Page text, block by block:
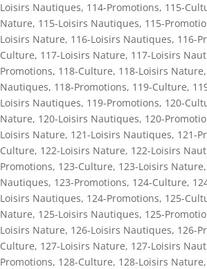
Loisirs Nautiques, 114-Promotions, 115-
Nature, 115-Loisirs Nautiques, 115-
Loisirs Nature, 116-Loisirs Nautiques, 116-
Culture, 117-Loisirs Nature, 117-Loisirs
Promotions, 118-Culture, 118-Loisirs Nature,
Nautiques, 118-Promotions, 119-Culture,
Loisirs Nautiques, 119-Promotions, 120-
Nature, 120-Loisirs Nautiques, 120-
Loisirs Nature, 121-Loisirs Nautiques, 121-
Culture, 122-Loisirs Nature, 122-Loisirs
Promotions, 123-Culture, 123-Loisirs Nature,
Nautiques, 123-Promotions, 124-Culture,
Loisirs Nautiques, 124-Promotions, 125-
Nature, 125-Loisirs Nautiques, 125-
Loisirs Nature, 126-Loisirs Nautiques, 126-
Culture, 127-Loisirs Nature, 127-Loisirs
Promotions, 128-Culture, 128-Loisirs Nature,